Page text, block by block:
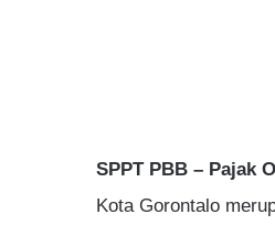
SPPT PBB – Pajak
Kota Gorontalo